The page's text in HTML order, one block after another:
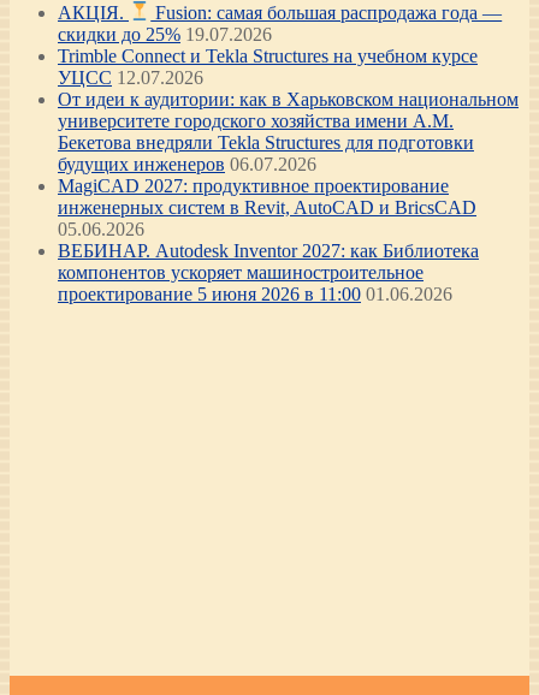
АКЦІЯ.
Fusion: самая большая распродажа года —
скидки до 25% 19.07.2026
Trimble Connect и Tekla Structures на учебном курсе
УЦСС 12.07.2026
От идеи к аудитории: как в Харьковском национальном
университете городского хозяйства имени А.М.
Бекетова внедряли Tekla Structures для подготовки
будущих инженеров 06.07.2026
MagiCAD 2027: продуктивное проектирование
инженерных систем в Revit, AutoCAD и BricsCAD
05.06.2026
ВЕБИНАР. Autodesk Inventor 2027: как Библиотека
компонентов ускоряет машиностроительное
проектирование 5 июня 2026 в 11:00 01.06.2026